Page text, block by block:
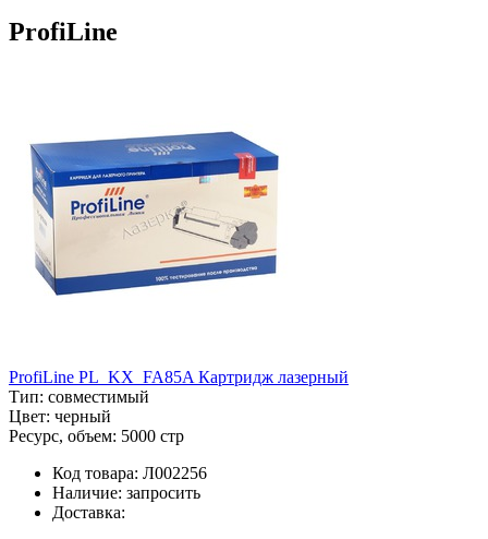
ProfiLine
ProfiLine PL_KX_FA85A Картридж лазерный
Тип: совместимый
Цвет: черный
Ресурс, объем: 5000 стр
Код товара: Л002256
Наличие: запросить
Доставка: